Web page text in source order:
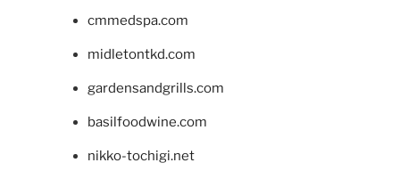
cmmedspa.com
midletontkd.com
gardensandgrills.com
basilfoodwine.com
nikko-tochigi.net